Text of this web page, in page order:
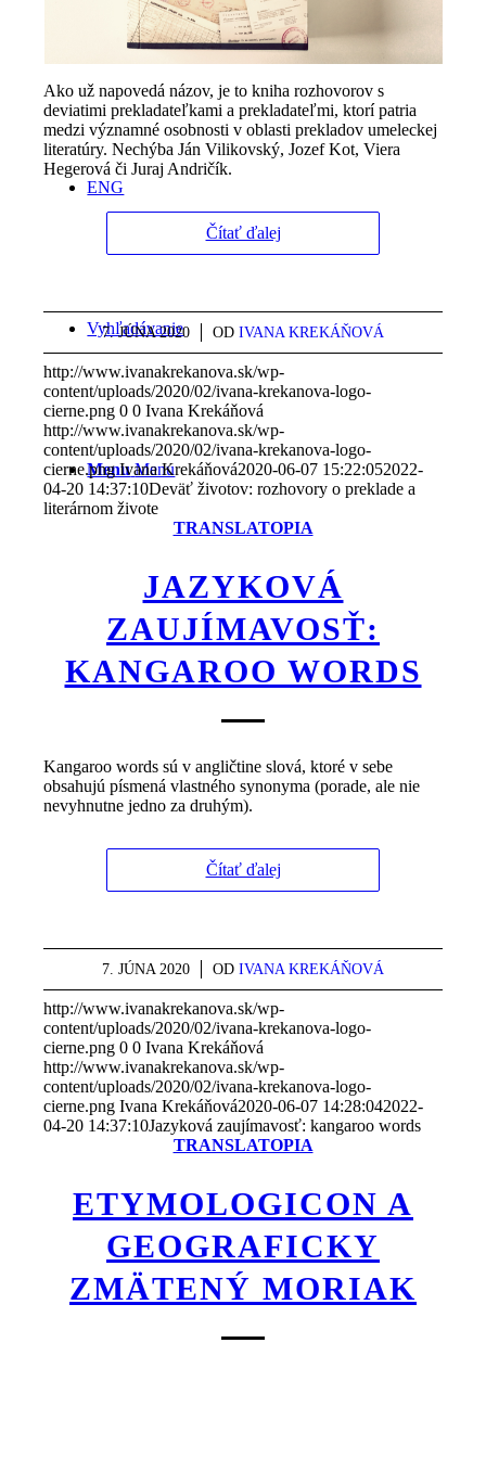
Kontakt
ENG
Vyhľadávanie
Menu Menu
Ako už napovedá názov, je to kniha rozhovorov s
deviatimi prekladateľkami a prekladateľmi, ktorí patria
medzi významné osobnosti v oblasti prekladov umeleckej
literatúry. Nechýba Ján Vilikovský, Jozef Kot, Viera
Hegerová či Juraj Andričík.
Čítať ďalej
7. JÚNA 2020
/ OD IVANA KREKÁŇOVÁ
http://www.ivanakrekanova.sk/wp-
content/uploads/2020/02/ivana-krekanova-logo-
cierne.png 0 0 Ivana Krekáňová
http://www.ivanakrekanova.sk/wp-
content/uploads/2020/02/ivana-krekanova-logo-
cierne.png Ivana Krekáňová2020-06-07 15:22:052022-
04-20 14:37:10Deväť životov: rozhovory o preklade a
literárnom živote
TRANSLATOPIA
JAZYKOVÁ
ZAUJÍMAVOSŤ:
KANGAROO WORDS
Kangaroo words sú v angličtine slová, ktoré v sebe
obsahujú písmená vlastného synonyma (porade, ale nie
nevyhnutne jedno za druhým).
Čítať ďalej
7. JÚNA 2020
/ OD IVANA KREKÁŇOVÁ
http://www.ivanakrekanova.sk/wp-
content/uploads/2020/02/ivana-krekanova-logo-
cierne.png 0 0 Ivana Krekáňová
http://www.ivanakrekanova.sk/wp-
content/uploads/2020/02/ivana-krekanova-logo-
cierne.png Ivana Krekáňová2020-06-07 14:28:042022-
04-20 14:37:10Jazyková zaujímavosť: kangaroo words
TRANSLATOPIA
ETYMOLOGICON A
GEOGRAFICKY
ZMÄTENÝ MORIAK